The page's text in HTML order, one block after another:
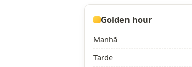
Golden hour
Manhã
Tarde